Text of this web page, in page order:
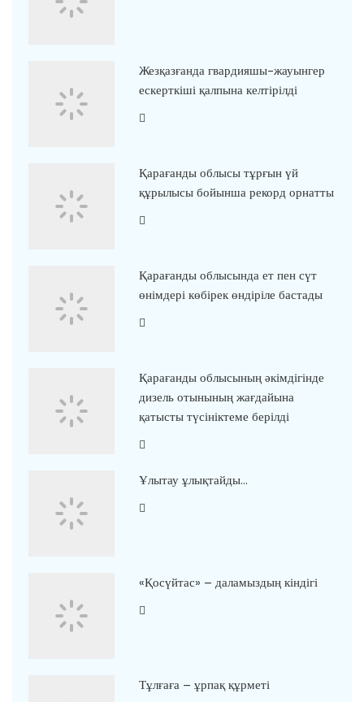
Жезқазғанда гвардияшы-жауынгер
ескерткіші қалпына келтірілді
Қарағанды облысы тұрғын үй
құрылысы бойынша рекорд орнатты
Қарағанды облысында ет пен сүт
өнімдері көбірек өндіріле бастады
Қарағанды облысының әкімдігінде
дизель отынының жағдайына
қатысты түсініктеме берілді
Ұлытау ұлықтайды…
«Қосүйтас» – даламыздың кіндігі
Тұлғаға – ұрпақ құрметі